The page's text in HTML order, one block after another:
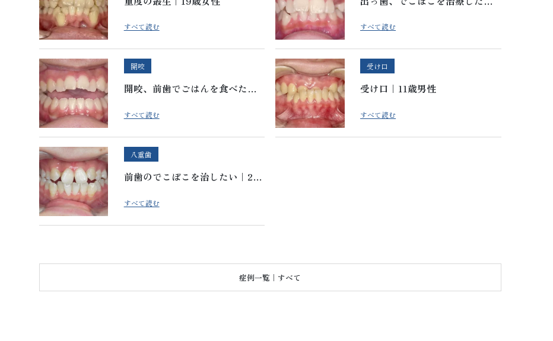
すべて読む すべて読む
開咬
開咬、前歯でごはんを食べたい
すべて読む
受け口
受け口｜11歳男性
すべて読む
八重歯
前歯のでこぼこを治したい｜24
すべて読む
症例一覧｜すべて